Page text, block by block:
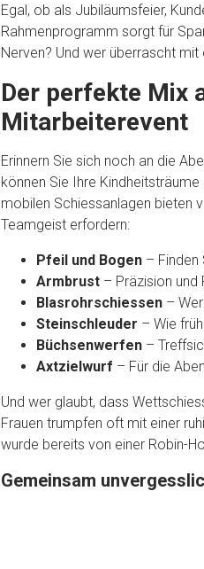
Egal, ob als Jubiläumsfeier,
Rahmenprogramm sorgt für
Nerven? Und wer überrascht mit
Der perfekte Mix
Mitarbeiterevent
Erinnern Sie sich noch an die
können Sie Ihre
mobilen Schiessanlagen bieten
Teamgeist erfordern:
Pfeil und Bogen – Finden
Armbrust – Präzision und
Blasrohrschiessen –
Steinschleuder – Wie
Büchsenwerfen –
Axtzielwurf – Für die
Und wer glaubt, dass
Frauen trumpfen oft mit einer
wurde bereits von einer Robin-
Gemeinsam